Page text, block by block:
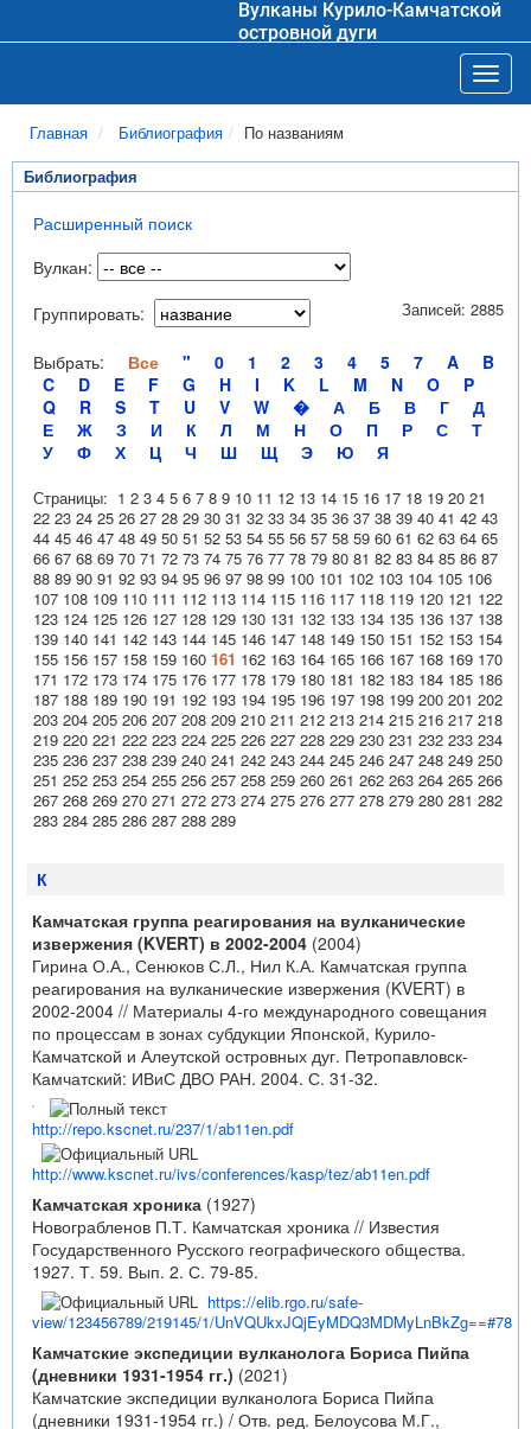
Вулканы Курило-Камчатской
островной дуги
Главная Библиография По названиям
Библиография
Расширенный поиск
Вулкан:
Группировать:
Выбрать: Все " 0 1 2 3 4 5 7 A
B
C
D E F G H I K L M N O
P
Q
R S T U V W � А Б В Г
Д
Е
Ж З И К Л М Н О П Р С
Т
У
Ф Х Ц Ч Ш Щ Э Ю Я
Записей: 2885
Страницы: 1 2 3 4 5 6 7 8 9 10 11 12 13 14 15 16 17 18 19 20 21
22 23 24 25 26 27 28 29 30 31 32 33 34 35 36 37 38 39 40 41 42 43
44 45 46 47 48 49 50 51 52 53 54 55 56 57 58 59 60 61 62 63 64 65
66 67 68 69 70 71 72 73 74 75 76 77 78 79 80 81 82 83 84 85 86 87
88 89 90 91 92 93 94 95 96 97 98 99 100 101 102 103 104 105 106
107 108 109 110 111 112 113 114 115 116 117 118 119 120 121 122
123 124 125 126 127 128 129 130 131 132 133 134 135 136 137 138
139 140 141 142 143 144 145 146 147 148 149 150 151 152 153 154
155 156 157 158 159 160 161 162 163 164 165 166 167 168 169 170
171 172 173 174 175 176 177 178 179 180 181 182 183 184 185 186
187 188 189 190 191 192 193 194 195 196 197 198 199 200 201 202
203 204 205 206 207 208 209 210 211 212 213 214 215 216 217 218
219 220 221 222 223 224 225 226 227 228 229 230 231 232 233 234
235 236 237 238 239 240 241 242 243 244 245 246 247 248 249 250
251 252 253 254 255 256 257 258 259 260 261 262 263 264 265 266
267 268 269 270 271 272 273 274 275 276 277 278 279 280 281 282
283 284 285 286 287 288 289
К
Камчатская группа реагирования на вулканические
извержения (KVERT) в 2002-2004 (2004)
Гирина О.А., Сенюков С.Л., Нил К.А. Камчатская группа
реагирования на вулканические извержения (KVERT) в
2002-2004 // Материалы 4-го международного совещания
по процессам в зонах субдукции Японской, Курило-
Камчатской и Алеутской островных дуг. Петропавловск-
Камчатский: ИВиС ДВО РАН. 2004. С. 31-32.
http://repo.kscnet.ru/237/1/ab11en.pdf
http://www.kscnet.ru/ivs/conferences/kasp/tez/ab11en.pdf
Камчатская хроника (1927)
Новограбленов П.Т. Камчатская хроника // Известия
Государственного Русского географического общества.
1927. Т. 59. Вып. 2. С. 79-85.
https://elib.rgo.ru/safe-
view/123456789/219145/1/UnVQUkxJQjEyMDQ3MDMyLnBkZg==#78
Камчатские экспедиции вулканолога Бориса Пийпа
(дневники 1931-1954 гг.) (2021)
Камчатские экспедиции вулканолога Бориса Пийпа
(дневники 1931-1954 гг.) / Отв. ред. Белоусова М.Г.,